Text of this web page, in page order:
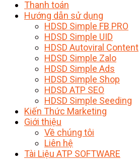
Thanh toán
Hướng dẫn sử dụng
HDSD Simple FB PRO
HDSD Simple UID
HDSD Autoviral Content
HDSD Simple Zalo
HDSD Simple Ads
HDSD Simple Shop
HDSD ATP SEO
HDSD Simple Seeding
Kiến Thức Marketing
Giới thiệu
Về chúng tôi
Liên hệ
Tài Liệu ATP SOFTWARE